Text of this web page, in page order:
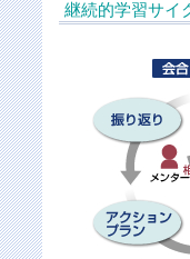
継続的学習サイ